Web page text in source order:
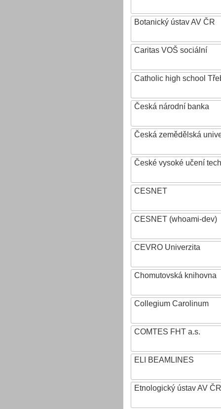
Botanický ústav AV ČR
Caritas VOŠ sociální
Catholic high school
Česká národní banka
Česká zemědělská
České vysoké učení
CESNET
CESNET (whoami-dev)
CEVRO Univerzita
Chomutovská knihovna
Collegium Carolinum
COMTES FHT a.s.
ELI BEAMLINES
Etnologický ústav AV